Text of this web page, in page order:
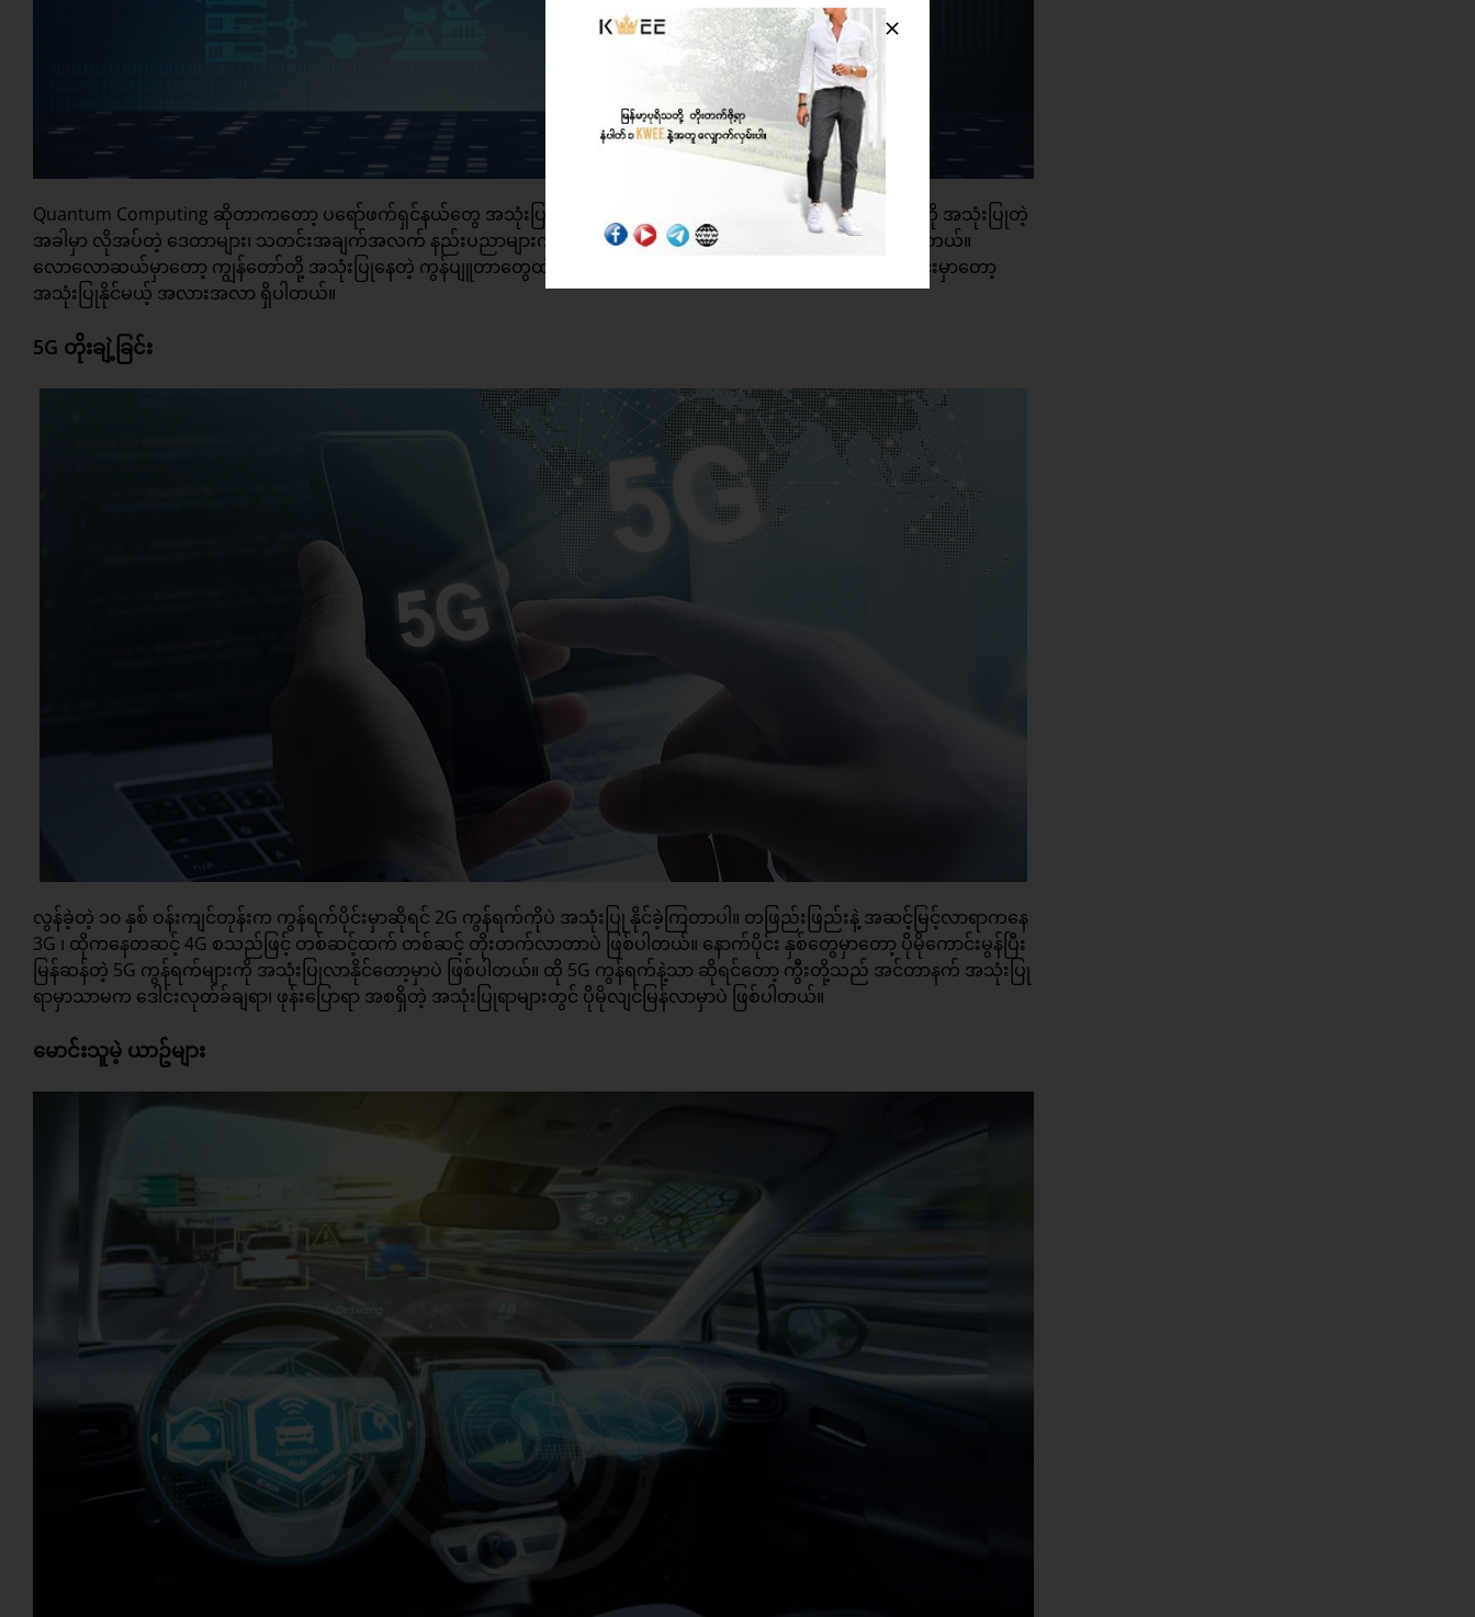
Quantum Computing ဆိုတာကတော့ ပရော်ဖက်ရှင်နယ်တွေ အသုံးပြုကြတဲ့ နည်းပညာတစ်ခုပဲ ဖြစ်ပါတယ်။ ဒီနည်းပညာကို အသုံးပြုတဲ့
အခါမှာ လိုအပ်တဲ့ ဒေတာများ၊ သတင်းအချက်အလက် နည်းပညာများကို အချိန်တိုအတွင်းမှာ တွက်ထုတ် ရယူနိုင်မှာပဲ ဖြစ်ပါတယ်။​
လောလောဆယ်မှာတော့ ကျွန်တော်တို့ အသုံးပြုနေတဲ့ ကွန်ပျူတာတွေထဲမှာ ဒီနည်းပညာကို အသုံးမပြုသေးပေမယ့် နောက်ပိုင်းမှာတော့
အသုံးပြုနိုင်မယ့် အလားအလာ ရှိပါတယ်။
5G တိုးချဲ့ခြင်း
လွန်ခဲ့တဲ့ ၁၀ နှစ် ဝန်းကျင်တုန်းက ကွန်ရက်ပိုင်းမှာဆိုရင် 2G ကွန်ရက်ကိုပဲ အသုံးပြု နိုင်ခဲ့ကြတာပါ။ တဖြည်းဖြည်းနဲ့ အဆင့်မြင့်လာရာကနေ
3G ၊ ထိုကနေတဆင့် 4G စသည်ဖြင့် တစ်ဆင့်ထက် တစ်ဆင့် တိုးတက်လာတာပဲ ဖြစ်ပါတယ်။ နောက်ပိုင်း နှစ်တွေမှာတော့ ပိုမိုကောင်းမွန်ပြီး
မြန်ဆန်တဲ့ 5G ကွန်ရက်များကို အသုံးပြုလာနိုင်တော့မှာပဲ ဖြစ်ပါတယ်။ ထို 5G ကွန်ရက်နဲ့သာ ဆိုရင်တော့ ကွီးတို့သည် အင်တာနက် အသုံးပြု
ရာမှာသာမက ဒေါင်းလုတ်ခ်ချရာ၊ ဖုန်းပြောရာ အစရှိတဲ့ အသုံးပြုရာများတွင် ပိုမိုလျင်မြန်လာမှာပဲ ဖြစ်ပါတယ်။
မောင်းသူမဲ့ ယာဥ်များ